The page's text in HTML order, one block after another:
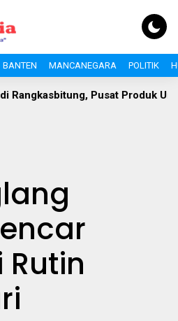
BANTEN MANCANEGARA POLITIK
Pusat Produk Unggulan